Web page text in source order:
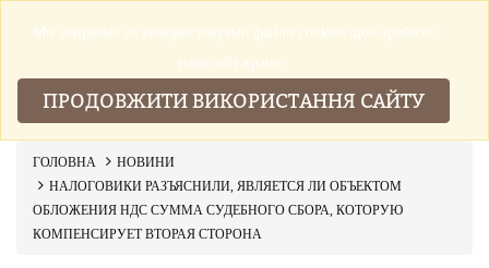
ГОЛОВНА
НОВИНИ
НАЛОГОВИКИ РАЗЪЯСНИЛИ, ЯВЛЯЕТСЯ ЛИ ОБЪЕКТОМ
ОБЛОЖЕНИЯ НДС СУММА СУДЕБНОГО СБОРА, КОТОРУЮ
КОМПЕНСИРУЕТ ВТОРАЯ СТОРОНА
Ми збираемо та використовуемо файли cookies щоб зробити
наш сайт краще.
ПРОДОВЖИТИ ВИКОРИСТАННЯ САЙТУ